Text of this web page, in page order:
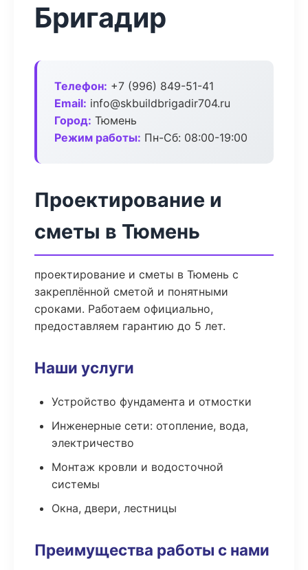
Бригадир
Телефон: +7 (996) 849-51-41
Email: info@skbuildbrigadir704.ru
Город: Тюмень
Режим работы: Пн-Сб: 08:00-19:00
Проектирование и
сметы в Тюмень
проектирование и сметы в Тюмень с
закреплённой сметой и понятными
сроками. Работаем официально,
предоставляем гарантию до 5 лет.
Наши услуги
Устройство фундамента и отмостки
Инженерные сети: отопление, вода,
электричество
Монтаж кровли и водосточной
системы
Окна, двери, лестницы
Преимущества работы с нами